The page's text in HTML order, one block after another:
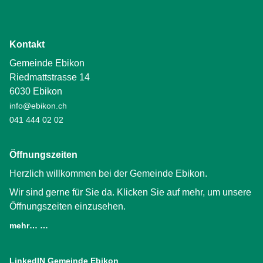
Kontakt
Gemeinde Ebikon
Riedmattstrasse 14
6030 Ebikon
info@ebikon.ch
041 444 02 02
Öffnungszeiten
Herzlich willkommen bei der Gemeinde Ebikon.
Wir sind gerne für Sie da. Klicken Sie auf mehr, um unsere
Öffnungszeiten einzusehen.
mehr… …
LinkedIN Gemeinde Ebikon